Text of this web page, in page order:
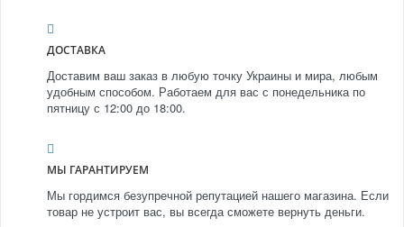
ДОСТАВКА
Доставим ваш заказ в любую точку Украины и мира, любым
удобным способом. Работаем для вас с понедельника по
пятницу с 12:00 до 18:00.
МЫ ГАРАНТИРУЕМ
Мы гордимся безупречной репутацией нашего магазина. Если
товар не устроит вас, вы всегда сможете вернуть деньги.